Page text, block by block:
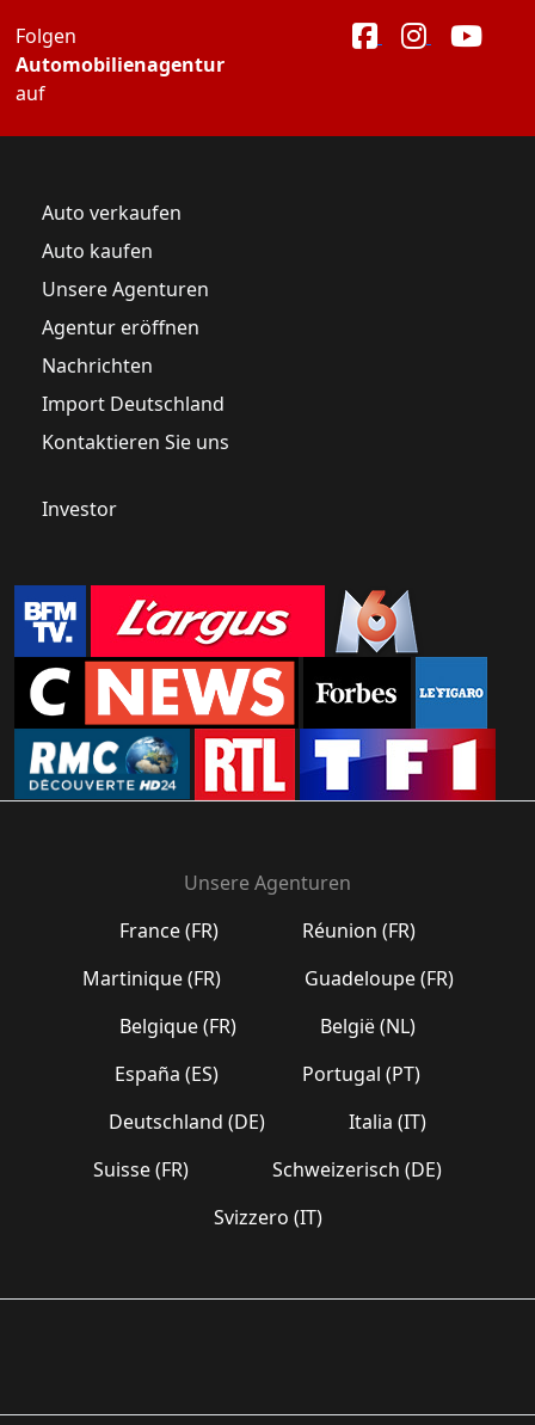
Folgen
Automobilienagentur
auf
Auto verkaufen
Auto kaufen
Unsere Agenturen
Agentur eröffnen
Nachrichten
Import Deutschland
Kontaktieren Sie uns
Investor
Unsere Agenturen
France (FR)
Réunion (FR)
Martinique (FR)
Guadeloupe (FR)
Belgique (FR)
België (NL)
España (ES)
Portugal (PT)
Deutschland (DE)
Italia (IT)
Suisse (FR)
Schweizerisch (DE)
Svizzero (IT)